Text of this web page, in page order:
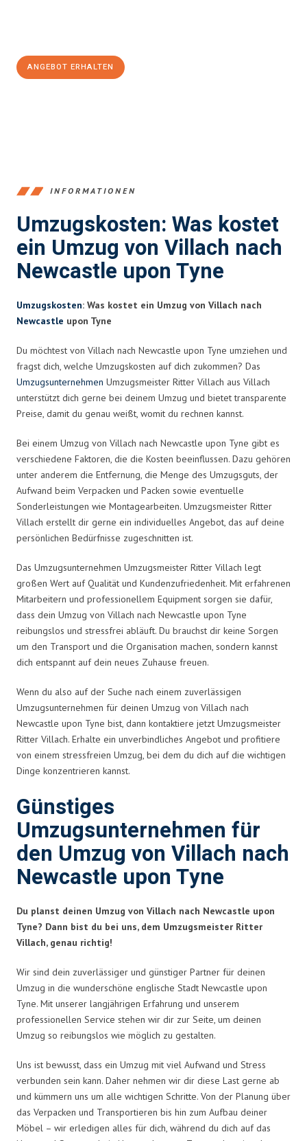
ANGEBOT ERHALTEN
INFORMATIONEN
Umzugskosten: Was kostet
ein Umzug von Villach nach
Newcastle upon Tyne
Umzugskosten: Was kostet ein Umzug von Villach nach
Newcastle upon Tyne
Du möchtest von Villach nach Newcastle upon Tyne umziehen und
fragst dich, welche Umzugskosten auf dich zukommen? Das
Umzugsunternehmen Umzugsmeister Ritter Villach aus Villach
unterstützt dich gerne bei deinem Umzug und bietet transparente
Preise, damit du genau weißt, womit du rechnen kannst.
Bei einem Umzug von Villach nach Newcastle upon Tyne gibt es
verschiedene Faktoren, die die Kosten beeinflussen. Dazu gehören
unter anderem die Entfernung, die Menge des Umzugsguts, der
Aufwand beim Verpacken und Packen sowie eventuelle
Sonderleistungen wie Montagearbeiten. Umzugsmeister Ritter
Villach erstellt dir gerne ein individuelles Angebot, das auf deine
persönlichen Bedürfnisse zugeschnitten ist.
Das Umzugsunternehmen Umzugsmeister Ritter Villach legt
großen Wert auf Qualität und Kundenzufriedenheit. Mit erfahrenen
Mitarbeitern und professionellem Equipment sorgen sie dafür,
dass dein Umzug von Villach nach Newcastle upon Tyne
reibungslos und stressfrei abläuft. Du brauchst dir keine Sorgen
um den Transport und die Organisation machen, sondern kannst
dich entspannt auf dein neues Zuhause freuen.
Wenn du also auf der Suche nach einem zuverlässigen
Umzugsunternehmen für deinen Umzug von Villach nach
Newcastle upon Tyne bist, dann kontaktiere jetzt Umzugsmeister
Ritter Villach. Erhalte ein unverbindliches Angebot und profitiere
von einem stressfreien Umzug, bei dem du dich auf die wichtigen
Dinge konzentrieren kannst.
Günstiges
Umzugsunternehmen für
den Umzug von Villach nach
Newcastle upon Tyne
Du planst deinen Umzug von Villach nach Newcastle upon
Tyne? Dann bist du bei uns, dem Umzugsmeister Ritter
Villach, genau richtig!
Wir sind dein zuverlässiger und günstiger Partner für deinen
Umzug in die wunderschöne englische Stadt Newcastle upon
Tyne. Mit unserer langjährigen Erfahrung und unserem
professionellen Service stehen wir dir zur Seite, um deinen
Umzug so reibungslos wie möglich zu gestalten.
Uns ist bewusst, dass ein Umzug mit viel Aufwand und Stress
verbunden sein kann. Daher nehmen wir dir diese Last gerne ab
und kümmern uns um alle wichtigen Schritte. Von der Planung über
das Verpacken und Transportieren bis hin zum Aufbau deiner
Möbel – wir erledigen alles für dich, während du dich auf das